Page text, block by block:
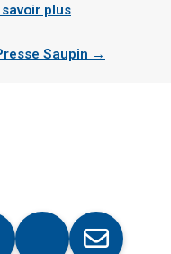
savoir plus
Saupin →